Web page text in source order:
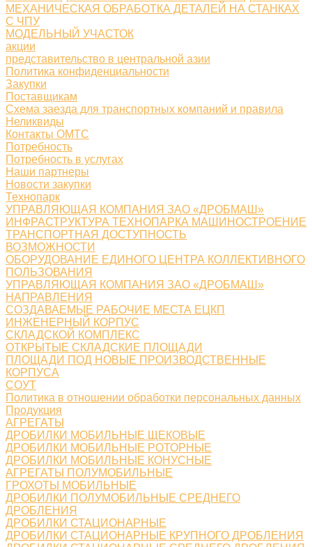
МЕХАНИЧЕСКАЯ ОБРАБОТКА ДЕТАЛЕЙ НА СТАНКАХ
С ЧПУ
МОДЕЛЬНЫЙ УЧАСТОК
акции
представительство в центральной азии
Политика конфиденциальности
Закупки
Поставщикам
Схема заезда для транспортных компаний и правила
Неликвиды
Контакты ОМТС
Потребность
Потребность в услугах
Наши партнеры
Новости закупки
Технопарк
УПРАВЛЯЮЩАЯ КОМПАНИЯ ЗАО «ДРОБМАШ»
ИНФРАСТРУКТУРА ТЕХНОПАРКА МАШИНОСТРОЕНИЕ
ТРАНСПОРТНАЯ ДОСТУПНОСТЬ
ВОЗМОЖНОСТИ
ОБОРУДОВАНИЕ ЕДИНОГО ЦЕНТРА КОЛЛЕКТИВНОГО
ПОЛЬЗОВАНИЯ
УПРАВЛЯЮЩАЯ КОМПАНИЯ ЗАО «ДРОБМАШ»
НАПРАВЛЕНИЯ
СОЗДАВАЕМЫЕ РАБОЧИЕ МЕСТА ЕЦКП
ИНЖЕНЕРНЫЙ КОРПУС
СКЛАДСКОЙ КОМПЛЕКС
ОТКРЫТЫЕ СКЛАДСКИЕ ПЛОЩАДИ
ПЛОЩАДИ ПОД НОВЫЕ ПРОИЗВОДСТВЕННЫЕ
КОРПУСА
СОУТ
Политика в отношении обработки персональных данных
Продукция
АГРЕГАТЫ
ДРОБИЛКИ МОБИЛЬНЫЕ ЩЕКОВЫЕ
ДРОБИЛКИ МОБИЛЬНЫЕ РОТОРНЫЕ
ДРОБИЛКИ МОБИЛЬНЫЕ КОНУСНЫЕ
АГРЕГАТЫ ПОЛУМОБИЛЬНЫЕ
ГРОХОТЫ МОБИЛЬНЫЕ
ДРОБИЛКИ ПОЛУМОБИЛЬНЫЕ СРЕДНЕГО
ДРОБЛЕНИЯ
ДРОБИЛКИ СТАЦИОНАРНЫЕ
ДРОБИЛКИ СТАЦИОНАРНЫЕ КРУПНОГО ДРОБЛЕНИЯ